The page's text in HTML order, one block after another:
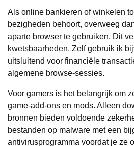
Als online bankieren of winkelen
bezigheden behoort, overweeg
aparte browser te gebruiken. Dit
kwetsbaarheden. Zelf gebruik ik
uitsluitend voor financiële
algemene browse-sessies.
Voor gamers is het belangrijk om
game-add-ons en mods. Alleen
bronnen bieden voldoende
bestanden op malware met een
antivirusprogramma voordat je ze